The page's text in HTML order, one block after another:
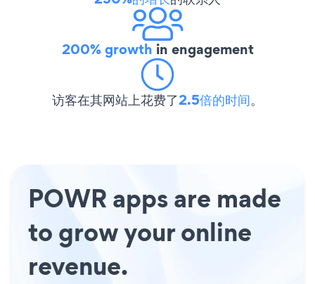
200% growth in engagement
访客在其网站上花费了2.5倍的时间。
POWR apps are made
to grow your online
revenue.